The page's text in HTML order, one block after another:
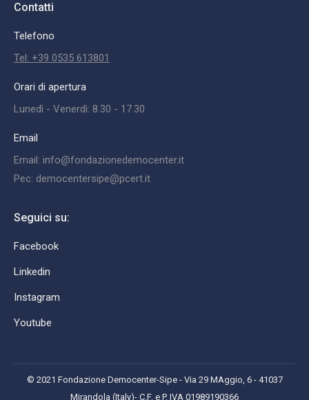
Contatti
Telefono
Tel: +39 0535 613801
Orari di apertura
Lunedì - Venerdì: 8.30 - 17.30
Email
Email: info@fondazionedemocenter.it
Pec: democentersipe@pcert.it
Seguici su:
Facebook
Linkedin
Instagram
Youtube
© 2021 Fondazione Democenter-Sipe - Via 29 MAggio, 6 - 41037
Mirandola (Italy)- C.F. e P. IVA 01989190366